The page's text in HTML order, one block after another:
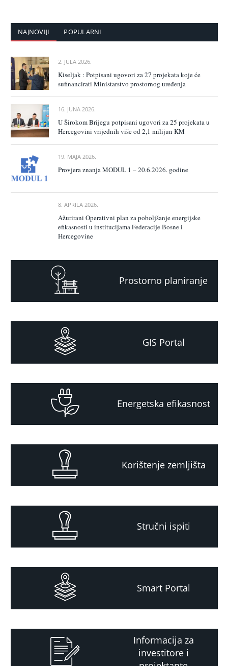
NAJNOVIJI POPULARNI
2. JULA 2026.
Kiseljak : Potpisani ugovori za 27 projekata koje će
sufinancirati Ministarstvo prostornog uređenja
16. JUNA 2026.
U Širokom Brijegu potpisani ugovori za 25 projekata u
Hercegovini vrijednih više od 2,1 milijun KM
19. MAJA 2026.
Provjera znanja MODUL 1 – 20.6.2026. godine
8. APRILA 2026.
Ažurirani Operativni plan za poboljšanje energijske
efikasnosti u institucijama Federacije Bosne i
Hercegovine
Prostorno planiranje
GIS Portal
Energetska efikasnost
Korištenje zemljišta
Stručni ispiti
Smart Portal
Informacija za
investitore i